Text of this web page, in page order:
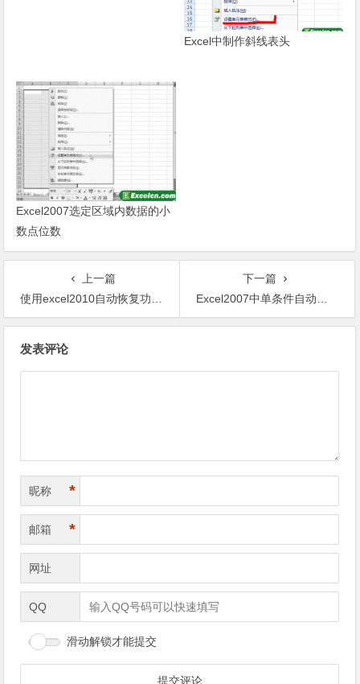
Excel中制作斜线表头
Excel2007选定区域内数据的小
数点位数
上一篇
使用excel2010自动恢复功能找到断电前的数据
下一篇
Excel2007中单条件自动筛选
发表评论
昵称 *
邮箱 *
网址
QQ
滑动解锁才能提交